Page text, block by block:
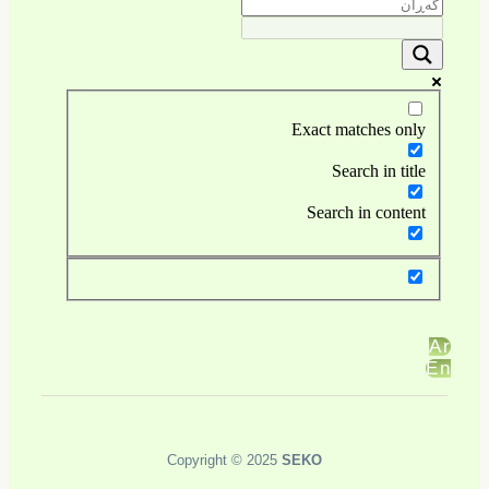
Exact matches only
Search in title
Search in content
Copyright © 2025